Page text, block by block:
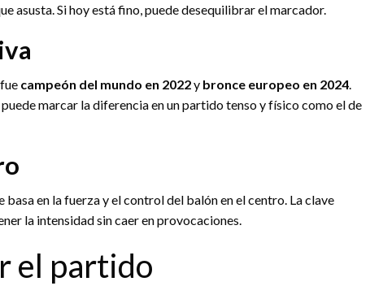
asusta. Si hoy está fino, puede desequilibrar el marcador.
campeón del mundo en 2022y bronce europeo en 2024.
marcar la diferencia en un partido tenso y físico como el de
basa en la fuerza y el control del balón en el centro. La clave
la intensidad sin caer en provocaciones.
el partido